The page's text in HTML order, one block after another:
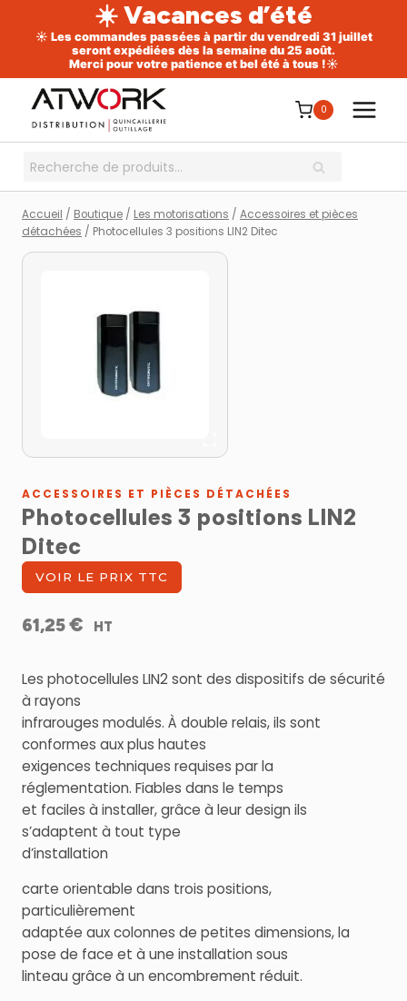
☀️ Vacances d’été
☀️ Les commandes passées à partir du vendredi 31 juillet
seront expédiées dès la semaine du 25 août.
Merci pour votre patience et bel été à tous !☀️
contenu
0
Recherche
RECHERCHE
Accueil / Boutique / Les motorisations / Accessoires et pièces
détachées / Photocellules 3 positions LIN2 Ditec
ACCESSOIRES ET PIÈCES DÉTACHÉES
Photocellules 3 positions LIN2
Ditec
VOIR LE PRIX TTC
61,25€ HT
Les photocellules LIN2 sont des dispositifs de sécurité
à rayons
infrarouges modulés. À double relais, ils sont
conformes aux plus hautes
exigences techniques requises par la
réglementation. Fiables dans le temps
et faciles à installer, grâce à leur design ils
s’adaptent à tout type
d’installation
carte orientable dans trois positions,
particulièrement
adaptée aux colonnes de petites dimensions, la
pose de face et à une installation sous
linteau grâce à un encombrement réduit.